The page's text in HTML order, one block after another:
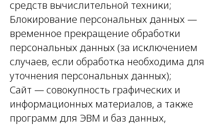
средств вычислительной техники;
Блокирование персональных данных —
временное прекращение обработки
персональных данных (за исключением
случаев, если обработка необходима для
уточнения персональных данных);
Сайт — совокупность графических и
информационных материалов, а также
программ для ЭВМ и баз данных,